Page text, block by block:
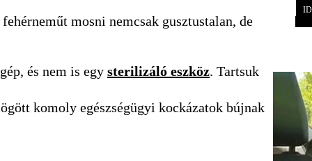
mosni nemcsak gusztustalan, de
és nem is egy sterilizáló eszköz. Tartsuk
komoly egészségügyi kockázatok bújnak